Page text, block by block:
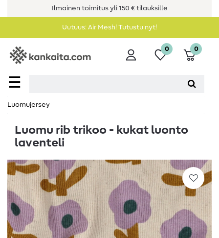
Ilmainen toimitus yli 150 € tilauksille
Uutuus: Air Mesh! Tutustu nyt!
☰
0 0
Luomujersey
Luomu rib trikoo - kukat luonto
laventeli